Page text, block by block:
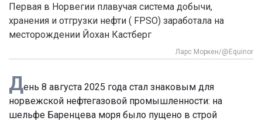
Первая в Норвегии плавучая система добычи,
хранения и отгрузки нефти ( FPSO) заработала на
месторождении Йохан Кастберг
Ларс Моркен/@Еquinor
День 8 августа 2025 года стал знаковым для
норвежской нефтегазовой промышленности: на
шельфе Баренцева моря было пущено в строй